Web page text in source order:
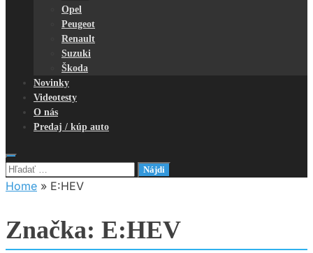
Opel
Peugeot
Renault
Suzuki
Škoda
Novinky
Videotesty
O nás
Predaj / kúp auto
Hľadať:
Home » E:HEV
Značka: E:HEV